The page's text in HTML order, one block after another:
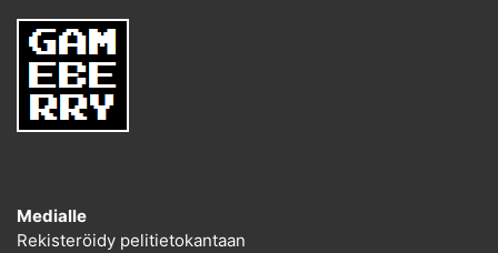
Medialle
Rekisteröidy pelitietokantaan